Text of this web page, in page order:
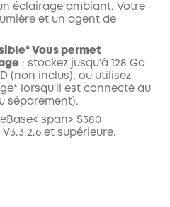
éclairage ambiant. Votre
et un agent de
Vous permet
: stockez jusqu'à 128 Go
(non inclus), ou utilisez
lorsqu'il est connecté au
séparément).
< span> S380
et supérieure.